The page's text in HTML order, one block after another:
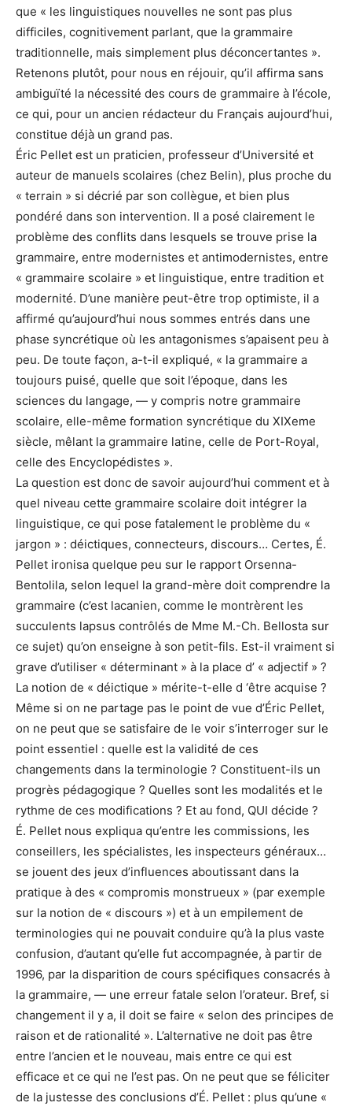
que « les linguistiques nouvelles ne sont pas plus
difficiles, cognitivement parlant, que la grammaire
traditionnelle, mais simplement plus déconcertantes ».
Retenons plutôt, pour nous en réjouir, qu’il affirma sans
ambiguïté la nécessité des cours de grammaire à l’école,
ce qui, pour un ancien rédacteur du Français aujourd’hui,
constitue déjà un grand pas.
Éric Pellet est un praticien, professeur d’Université et
auteur de manuels scolaires (chez Belin), plus proche du
« terrain » si décrié par son collègue, et bien plus
pondéré dans son intervention. Il a posé clairement le
problème des conflits dans lesquels se trouve prise la
grammaire, entre modernistes et antimodernistes, entre
« grammaire scolaire » et linguistique, entre tradition et
modernité. D’une manière peut-être trop optimiste, il a
affirmé qu’aujourd’hui nous sommes entrés dans une
phase syncrétique où les antagonismes s’apaisent peu à
peu. De toute façon, a-t-il expliqué, « la grammaire a
toujours puisé, quelle que soit l’époque, dans les
sciences du langage, — y compris notre grammaire
scolaire, elle-même formation syncrétique du XIXeme
siècle, mêlant la grammaire latine, celle de Port-Royal,
celle des Encyclopédistes ».
La question est donc de savoir aujourd’hui comment et à
quel niveau cette grammaire scolaire doit intégrer la
linguistique, ce qui pose fatalement le problème du «
jargon » : déictiques, connecteurs, discours… Certes, É.
Pellet ironisa quelque peu sur le rapport Orsenna-
Bentolila, selon lequel la grand-mère doit comprendre la
grammaire (c’est lacanien, comme le montrèrent les
succulents lapsus contrôlés de Mme M.-Ch. Bellosta sur
ce sujet) qu’on enseigne à son petit-fils. Est-il vraiment si
grave d’utiliser « déterminant » à la place d’ « adjectif » ?
La notion de « déictique » mérite-t-elle d ‘être acquise ?
Même si on ne partage pas le point de vue d’Éric Pellet,
on ne peut que se satisfaire de le voir s’interroger sur le
point essentiel : quelle est la validité de ces
changements dans la terminologie ? Constituent-ils un
progrès pédagogique ? Quelles sont les modalités et le
rythme de ces modifications ? Et au fond, QUI décide ?
É. Pellet nous expliqua qu’entre les commissions, les
conseillers, les spécialistes, les inspecteurs généraux…
se jouent des jeux d’influences aboutissant dans la
pratique à des « compromis monstrueux » (par exemple
sur la notion de « discours ») et à un empilement de
terminologies qui ne pouvait conduire qu’à la plus vaste
confusion, d’autant qu’elle fut accompagnée, à partir de
1996, par la disparition de cours spécifiques consacrés à
la grammaire, — une erreur fatale selon l’orateur. Bref, si
changement il y a, il doit se faire « selon des principes de
raison et de rationalité ». L’alternative ne doit pas être
entre l’ancien et le nouveau, mais entre ce qui est
efficace et ce qui ne l’est pas. On ne peut que se féliciter
de la justesse des conclusions d’É. Pellet : plus qu’une «